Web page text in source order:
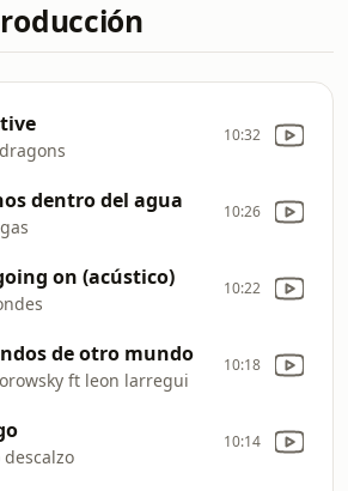
10:32
dentro del agua 10:26
on (acústico) 10:22
de otro mundo
ft leon larregui
10:18
10:14